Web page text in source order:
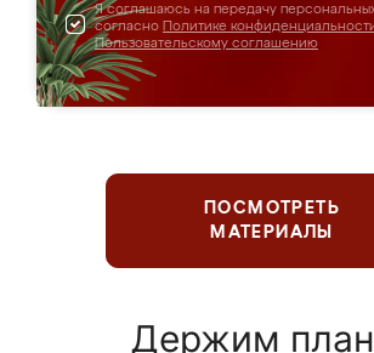
Я соглашаюсь на передачу
согласно Политике
Пользовательскому соглашению
ПОСМОТРЕТЬ
МАТЕРИАЛЫ
Держим